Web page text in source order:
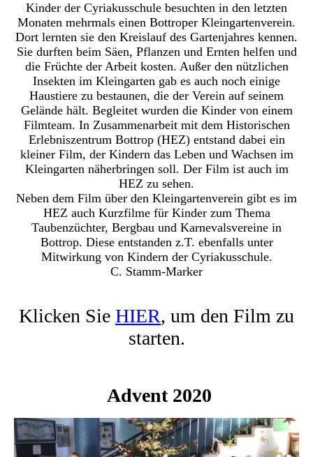
Kinder der Cyriakusschule besuchten in den letzten
Monaten mehrmals einen Bottroper Kleingartenverein.
Dort lernten sie den Kreislauf des Gartenjahres kennen.
Sie durften beim Säen, Pflanzen und Ernten helfen und
die Früchte der Arbeit kosten. Außer den nützlichen
Insekten im Kleingarten gab es auch noch einige
Haustiere zu bestaunen, die der Verein auf seinem
Gelände hält. Begleitet wurden die Kinder von einem
Filmteam. In Zusammenarbeit mit dem Historischen
Erlebniszentrum Bottrop (HEZ) entstand dabei ein
kleiner Film, der Kindern das Leben und Wachsen im
Kleingarten näherbringen soll. Der Film ist auch im
HEZ zu sehen.
Neben dem Film über den Kleingartenverein gibt es im
HEZ auch Kurzfilme für Kinder zum Thema
Taubenzüchter, Bergbau und Karnevalsvereine in
Bottrop. Diese entstanden z.T. ebenfalls unter
Mitwirkung von Kindern der Cyriakusschule.
C. Stamm-Marker
Klicken Sie HIER, um den Film zu
starten.
Advent 2020